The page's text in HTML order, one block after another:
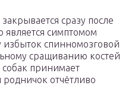
сразу после
является симптомом
спинномозговой
сращиванию костей
собак принимает
отчётливо